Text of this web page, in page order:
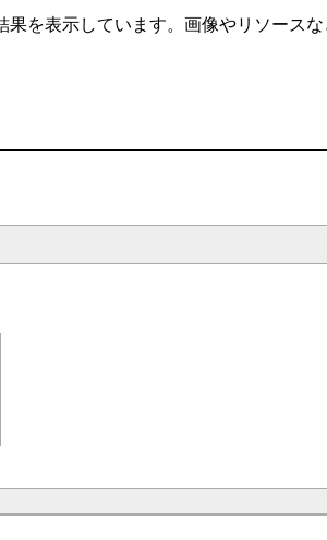
果を表示しています。画像やリソース